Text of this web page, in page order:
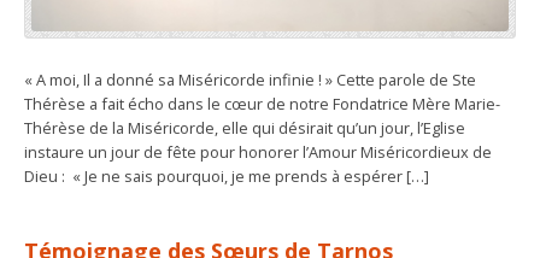
« A moi, Il a donné sa Miséricorde infinie ! » Cette parole de Ste
Thérèse a fait écho dans le cœur de notre Fondatrice Mère Marie-
Thérèse de la Miséricorde, elle qui désirait qu’un jour, l’Eglise
instaure un jour de fête pour honorer l’Amour Miséricordieux de
Dieu : « Je ne sais pourquoi, je me prends à espérer […]
Témoignage des Sœurs de Tarnos